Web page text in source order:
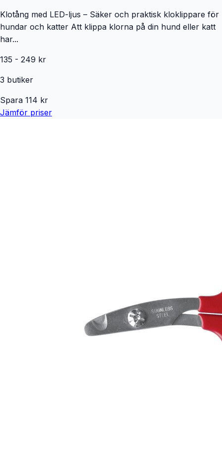
Klotång med LED-ljus – Säker och praktisk kloklippare för
hundar och katter Att klippa klorna på din hund eller katt
har...
135 - 249 kr
3 butiker
Spara 114 kr
Jämför priser